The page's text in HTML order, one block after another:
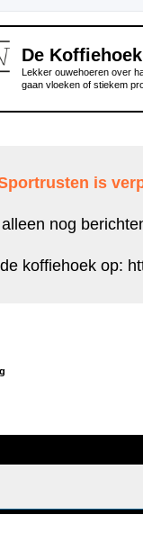
De
Lekker ouwehoeren over
gaan vloeken of stiekem
is
nog
koffiehoek op: